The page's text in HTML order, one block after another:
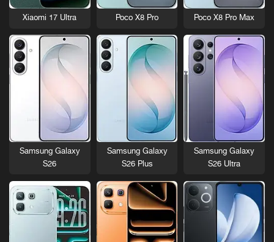
Poco X8 Pro Max
Poco X8 Pro
Xiaomi 17 Ultra
Samsung Galaxy
S26 Ultra
Samsung Galaxy
S26 Plus
Samsung Galaxy
S26